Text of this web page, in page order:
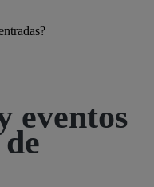
eventos